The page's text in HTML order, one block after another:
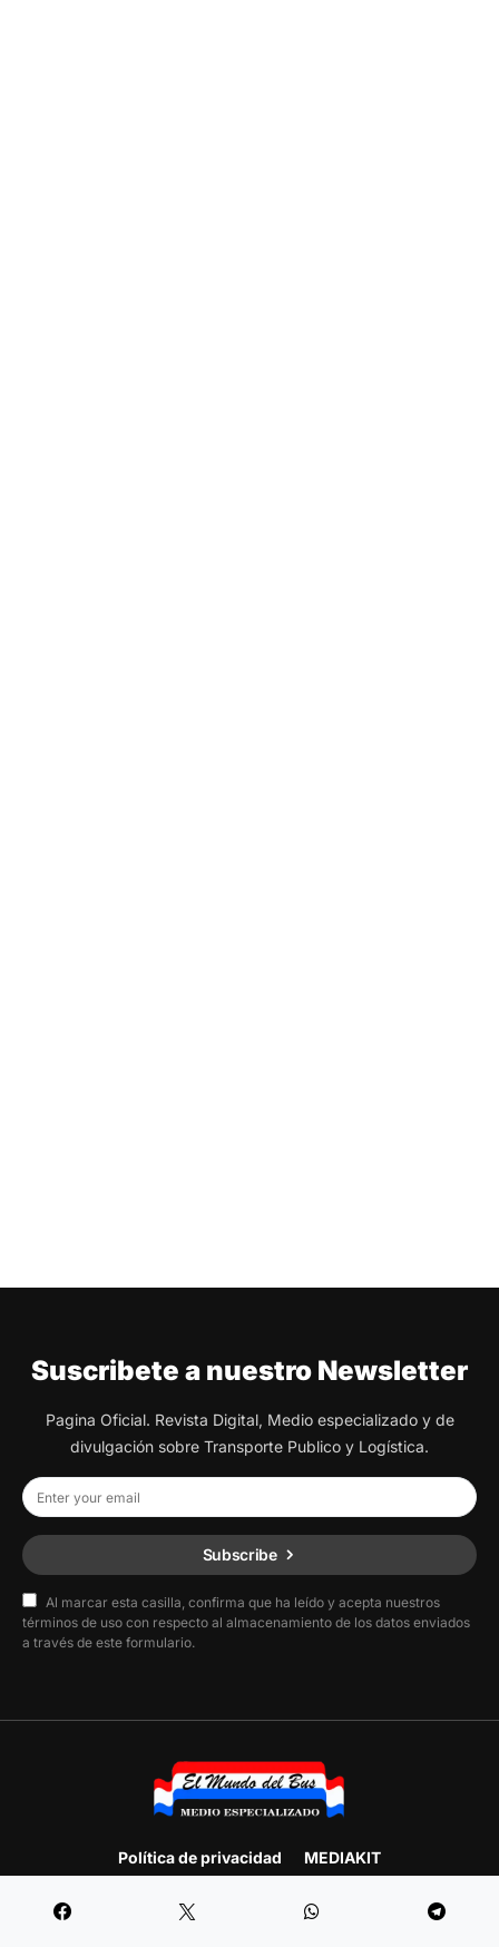
Suscribete a nuestro Newsletter
Pagina Oficial. Revista Digital, Medio especializado y de
divulgación sobre Transporte Publico y Logística.
Subscribe
Al marcar esta casilla, confirma que ha leído y acepta nuestros
términos de uso con respecto al almacenamiento de los datos enviados
a través de este formulario.
Política de privacidad MEDIAKIT
Designed & Developed by F.E. Producciones